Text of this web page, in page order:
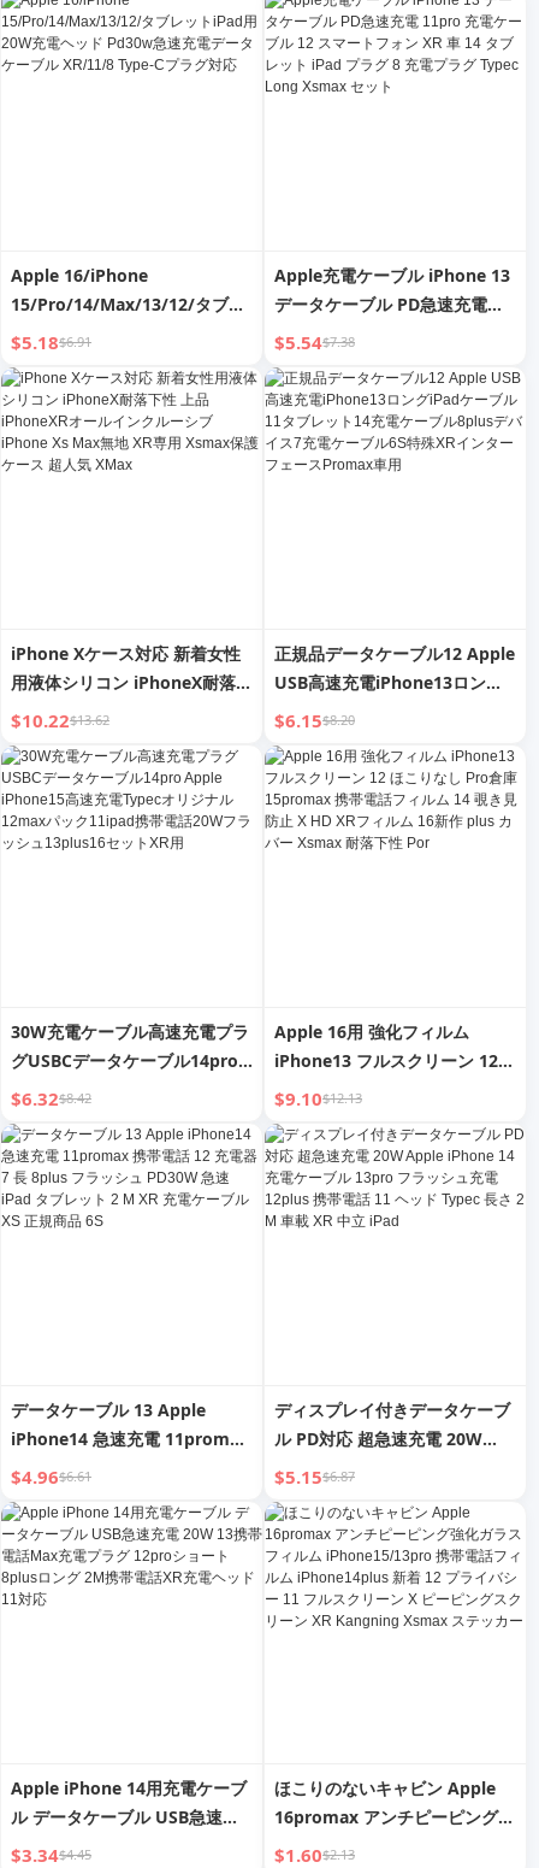
性 2M 8x タブレット 6S フラッ
シュ USB
iPad用エルボーAppleデータケ
ーブルに対応
Apple 16/iPhone
15/Pro/14/Max/13/12/タブレ
ットiPad用20W充電ヘッド
Pd30w急速充電データケーブル
XR/11/8 Type-Cプラグ対応
$5.18$6.91
Apple充電ケーブル iPhone 13
データケーブル PD急速充電
11pro 充電ケーブル 12 スマー
トフォン XR 車 14 タブレット
iPad プラグ 8 充電プラグ
Typec Long Xsmax セット
$5.54$7.38
iPhone Xケース対応 新着女性
用液体シリコン iPhoneX耐落下
性 上品 iPhoneXRオールインク
ルーシブ iPhone Xs Max無地
XR専用 Xsmax保護ケース 超人
気 XMax
$10.22$13.62
正規品データケーブル12 Apple
USB高速充電iPhone13ロング
iPadケーブル11タブレット14
充電ケーブル8plusデバイス7充
電ケーブル6S特殊XRインター
フェースPromax車用
$6.15$8.20
30W充電ケーブル高速充電プラ
グUSBCデータケーブル14pro
Apple iPhone15高速充電
Typecオリジナル12maxパック
11ipad携帯電話20Wフラッシ
ュ13plus16セットXR用
$6.32$8.42
Apple 16用 強化フィルム
iPhone13 フルスクリーン 12
ほこりなし Pro倉庫 15promax
携帯電話フィルム 14 覗き見防
止 X HD XRフィルム 16新作
plus カバー Xsmax 耐落下性
Por
$9.10$12.13
データケーブル 13 Apple
iPhone14 急速充電 11promax
携帯電話 12 充電器 7 長 8plus
フラッシュ PD30W 急速 iPad
タブレット 2 M XR 充電ケーブ
ル XS 正規商品 6S
$4.96$6.61
ディスプレイ付きデータケーブ
ル PD対応 超急速充電 20W
Apple iPhone 14充電ケーブル
13pro フラッシュ充電 12plus
携帯電話 11 ヘッド Typec 長さ
2 M 車載 XR 中立 iPad
$5.15$6.87
Apple iPhone 14用充電ケーブ
ル データケーブル USB急速充
電 20W 13携帯電話Max充電プ
$3.34$4.45
ほこりのないキャビン Apple
16promax アンチピーピング強
化ガラスフィルム
$1.60$2.13